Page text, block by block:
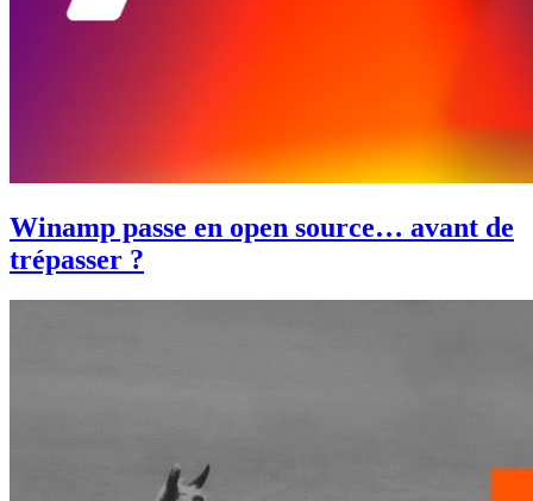
Winamp passe en open source… avant de
trépasser ?